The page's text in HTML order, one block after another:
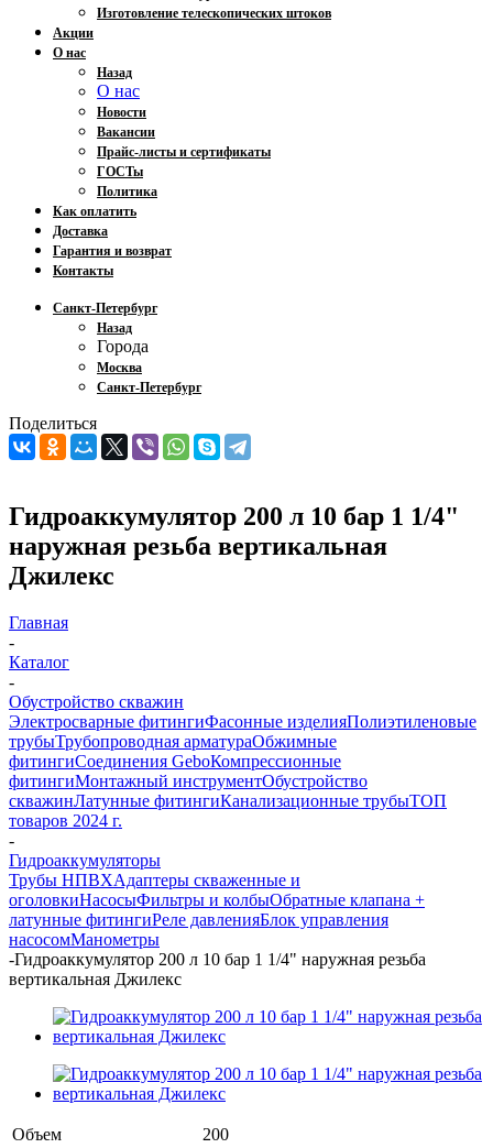
Изготовление телескопических штоков
Акции
О нас
Назад
О нас
Новости
Вакансии
Прайс-листы и сертификаты
ГОСТы
Политика
Как оплатить
Доставка
Гарантия и возврат
Контакты
Санкт-Петербург
Назад
Города
Москва
Санкт-Петербург
Поделиться
Гидроаккумулятор 200 л 10 бар 1 1/4"
наружная резьба вертикальная
Джилекс
Главная
-
Каталог
-
Обустройство скважин
Электросварные фитингиФасонные изделияПолиэтиленовые
трубыТрубопроводная арматураОбжимные
фитингиСоединения GeboКомпрессионные
фитингиМонтажный инструментОбустройство
скважинЛатунные фитингиКанализационные трубыТОП
товаров 2024 г.
-
Гидроаккумуляторы
Трубы НПВХАдаптеры скваженные и
оголовкиНасосыФильтры и колбыОбратные клапана +
латунные фитингиРеле давленияБлок управления
насосомМанометры
-Гидроаккумулятор 200 л 10 бар 1 1/4" наружная резьба
вертикальная Джилекс
Объем
200